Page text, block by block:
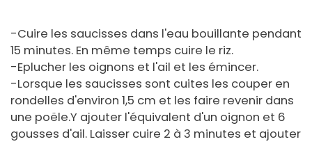
-Cuire les saucisses dans l'eau bouillante pendant
15 minutes. En même temps cuire le riz.
-Eplucher les oignons et l'ail et les émincer.
-Lorsque les saucisses sont cuites les couper en
rondelles d'environ 1,5 cm et les faire revenir dans
une poële.Y ajouter l'équivalent d'un oignon et 6
gousses d'ail. Laisser cuire 2 à 3 minutes et ajouter